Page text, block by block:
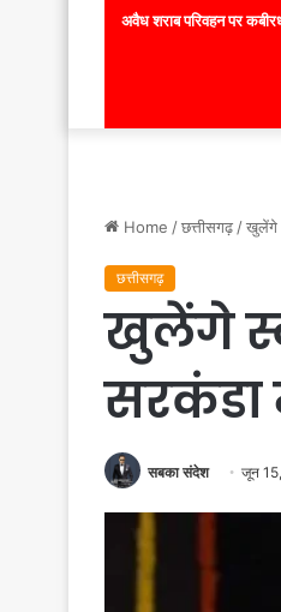
अवैध शराब परिवहन पर
Home /छत्तीसगढ़ /खुलेंगे
छत्तीसगढ़
खुलेंगे
सरकंडा
सबका संदेश जून